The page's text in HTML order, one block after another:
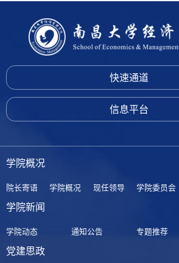
快速通道
信息平台
学院概况
院长寄语 学院概况 现任领导 学院委员会
学院新闻
学院动态 通知公告 专题推荐
党建思政